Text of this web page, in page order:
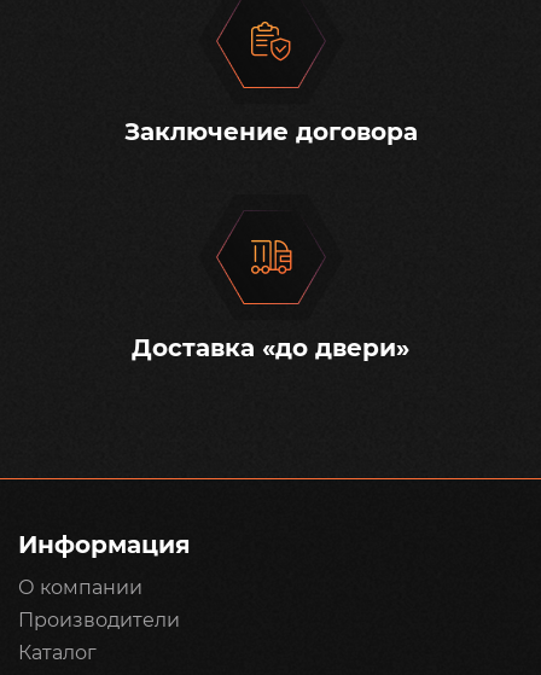
Заключение договора
Доставка «до двери»
Информация
О компании
Производители
Каталог